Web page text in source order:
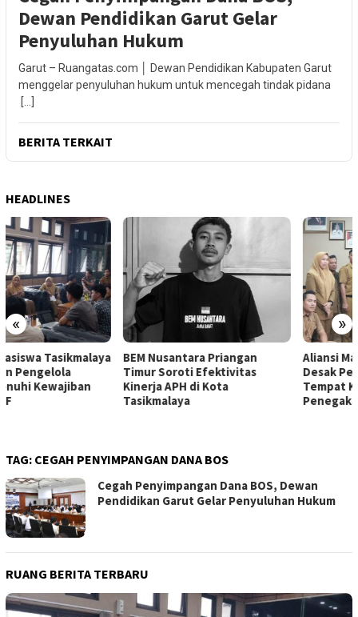
Dewan Pendidikan Garut Gelar
Penyuluhan Hukum
Garut – Ruangatas.com │ Dewan Pendidikan Kabupaten Garut
menggelar penyuluhan hukum untuk mencegah tindak pidana
[…]
BERITA TERKAIT
HEADLINES
« »
BEM Nusantara Priangan
Timur Soroti Efektivitas
Kinerja APH di Kota
Tasikmalaya
Aliansi Mahasiswa Tasikmalaya
Desak Pemkot Audit Perizinan
Tempat Karaoke, Soroti
Penegakan Hukum
TAG: CEGAH PENYIMPANGAN DANA BOS
Cegah Penyimpangan Dana BOS, Dewan
Pendidikan Garut Gelar Penyuluhan Hukum
RUANG BERITA TERBARU